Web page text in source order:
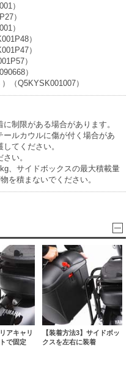
）
）
）
）
）
）
）
（Q5KYSK001007）
制限がある場合があります。
ルカウルに傷が付く場合があ
てください。
い。
、サイドボックスの最大積載量
を積まないでください。
アキャリ
で固定
【装着方法3】サイドボッ
クスを左右に装着